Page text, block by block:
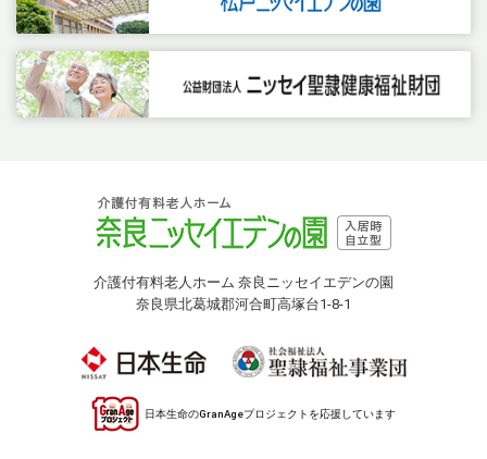
介護付有料老人ホーム 奈良ニッセイエデンの園
奈良県北葛城郡河合町高塚台1-8-1
日本生命のGranAgeプロジェクトを応援しています